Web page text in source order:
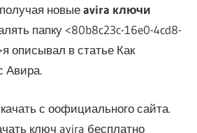
новыеavira ключи
папку <80b8c23c-16e0-4cd8-
описывал в статье Как
Авира.
с оофициального сайта.
ключ avira бесплатно